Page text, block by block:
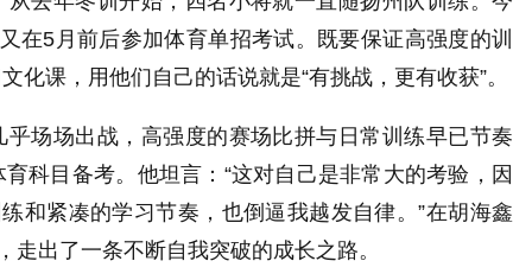
在5月前后参加体育单招考试。既要保证高强度的训
化课，用他们自己的话说就是“有挑战，更有收获”。
场场出战，高强度的赛场比拼与日常训练早已节奏
科目备考。他坦言：“这对自己是非常大的考验，因
和紧凑的学习节奏，也倒逼我越发自律。”在胡海鑫
走出了一条不断自我突破的成长之路。